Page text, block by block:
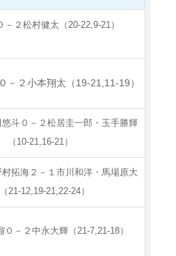
－２松村健太（20-22,9-21）
－２小本翔太（19-21,11-19）
斗０－２松居圭一郎・玉手勝輝
（10-21,16-21）
拓海２－１市川和洋・馬場原大
21-12,19-21,22-24）
０－２中永大輝（21-7,21-18）